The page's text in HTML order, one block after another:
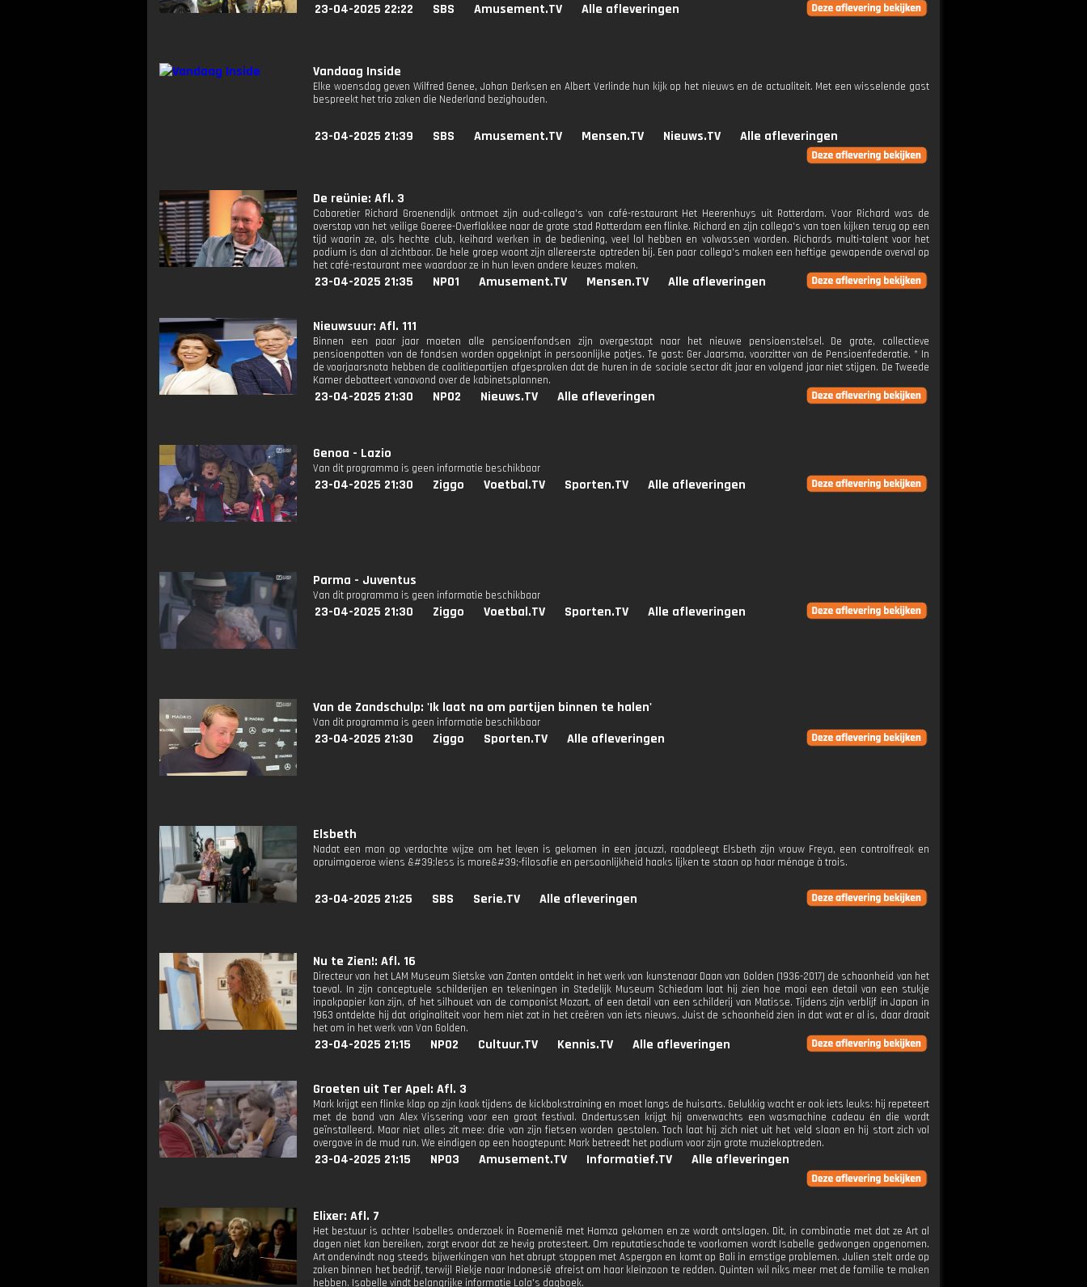
23-04-2025 22:22 SBS Amusement.TV Alle afleveringen
Vandaag Inside
Elke woensdag geven Wilfred Genee, Johan Derksen en Albert Verlinde hun kijk op het nieuws en de actualiteit. Met een wisselende gast
bespreekt het trio zaken die Nederland bezighouden.
23-04-2025 21:39 SBS Amusement.TV Mensen.TV Nieuws.TV Alle afleveringen
De reünie: Afl. 3
Cabaretier Richard Groenendijk ontmoet zijn oud-collega's van café-restaurant Het Heerenhuys uit Rotterdam. Voor Richard was de
overstap van het veilige Goeree-Overflakkee naar de grote stad Rotterdam een flinke. Richard en zijn collega's van toen kijken terug op een
tijd waarin ze, als hechte club, keihard werken in de bediening, veel lol hebben en volwassen worden. Richards multi-talent voor het
podium is dan al zichtbaar. De hele groep woont zijn allereerste optreden bij. Een paar collega's maken een heftige gewapende overval op
het café-restaurant mee waardoor ze in hun leven andere keuzes maken.
23-04-2025 21:35 NPO1 Amusement.TV Mensen.TV Alle afleveringen
Nieuwsuur: Afl. 111
Binnen een paar jaar moeten alle pensioenfondsen zijn overgestapt naar het nieuwe pensioenstelsel. De grote, collectieve
pensioenpotten van de fondsen worden opgeknipt in persoonlijke potjes. Te gast: Ger Jaarsma, voorzitter van de Pensioenfederatie. * In
de voorjaarsnota hebben de coalitiepartijen afgesproken dat de huren in de sociale sector dit jaar en volgend jaar niet stijgen. De Tweede
Kamer debatteert vanavond over de kabinetsplannen.
23-04-2025 21:30 NPO2 Nieuws.TV Alle afleveringen
Genoa - Lazio
Van dit programma is geen informatie beschikbaar
23-04-2025 21:30 Ziggo Voetbal.TV Sporten.TV Alle afleveringen
Parma - Juventus
Van dit programma is geen informatie beschikbaar
23-04-2025 21:30 Ziggo Voetbal.TV Sporten.TV Alle afleveringen
Van de Zandschulp: 'Ik laat na om partijen binnen te halen'
Van dit programma is geen informatie beschikbaar
23-04-2025 21:30 Ziggo Sporten.TV Alle afleveringen
Elsbeth
Nadat een man op verdachte wijze om het leven is gekomen in een jacuzzi, raadpleegt Elsbeth zijn vrouw Freya, een controlfreak en
opruimgoeroe wiens &#39;less is more&#39;-filosofie en persoonlijkheid haaks lijken te staan ​​op haar ménage à trois.
23-04-2025 21:25 SBS Serie.TV Alle afleveringen
Nu te Zien!: Afl. 16
Directeur van het LAM Museum Sietske van Zanten ontdekt in het werk van kunstenaar Daan van Golden (1936-2017) de schoonheid van het
toeval. In zijn conceptuele schilderijen en tekeningen in Stedelijk Museum Schiedam laat hij zien hoe mooi een detail van een stukje
inpakpapier kan zijn, of het silhouet van de componist Mozart, of een detail van een schilderij van Matisse. Tijdens zijn verblijf in Japan in
1963 ontdekte hij dat originaliteit voor hem niet zat in het creëren van iets nieuws. Juist de schoonheid zien in dat wat er al is, daar draait
het om in het werk van Van Golden.
23-04-2025 21:15 NPO2 Cultuur.TV Kennis.TV Alle afleveringen
Groeten uit Ter Apel: Afl. 3
Mark krijgt een flinke klap op zijn kaak tijdens de kickbokstraining en moet langs de huisarts. Gelukkig wacht er ook iets leuks: hij repeteert
met de band van Alex Vissering voor een groot festival. Ondertussen krijgt hij onverwachts een wasmachine cadeau én die wordt
geïnstalleerd. Maar niet alles zit mee: drie van zijn fietsen worden gestolen. Toch laat hij zich niet uit het veld slaan en hij stort zich vol
overgave in de mud run. We eindigen op een hoogtepunt: Mark betreedt het podium voor zijn grote muziekoptreden.
23-04-2025 21:15 NPO3 Amusement.TV Informatief.TV Alle afleveringen
Elixer: Afl. 7
Het bestuur is achter Isabelles onderzoek in Roemenië met Hamza gekomen en ze wordt ontslagen. Dit, in combinatie met dat ze Art al
dagen niet kan bereiken, zorgt ervoor dat ze hevig protesteert. Om reputatieschade te voorkomen wordt Isabelle gedwongen opgenomen.
Art ondervindt nog steeds bijwerkingen van het abrupt stoppen met Aspergon en komt op Bali in ernstige problemen. Julien stelt orde op
zaken binnen het bedrijf, terwijl Riekje naar Indonesië afreist om haar kleinzoon te redden. Quinten wil niks meer met de familie te maken
hebben. Isabelle vindt belangrijke informatie Lola's dagboek.